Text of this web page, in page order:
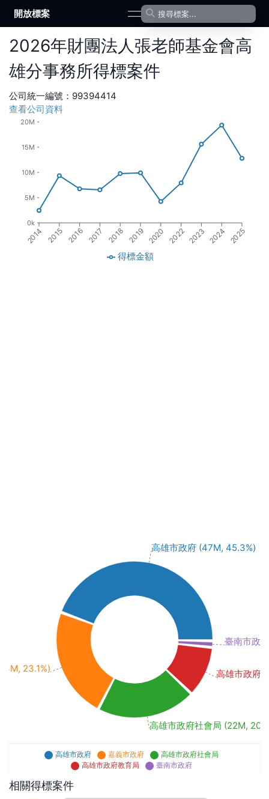
開放標案 open navigation menu
2026年財團法人張老師基金會高
雄分事務所得標案件
公司統一編號： 99394414
查看公司資料
2014 2015 2016 2017 2018 2019 2020 2022 2023 2024 2025
0k
5M
10M
15M
20M
得標金額
高雄市政府 (47M, 45.3%)
23.1%)
高雄市政府社會局 (22M,
高雄市政府
臺南市政
高雄市政府 嘉義市政府
高雄市政府社會局
高雄市政府教育局
臺南市政府
相關得標案件